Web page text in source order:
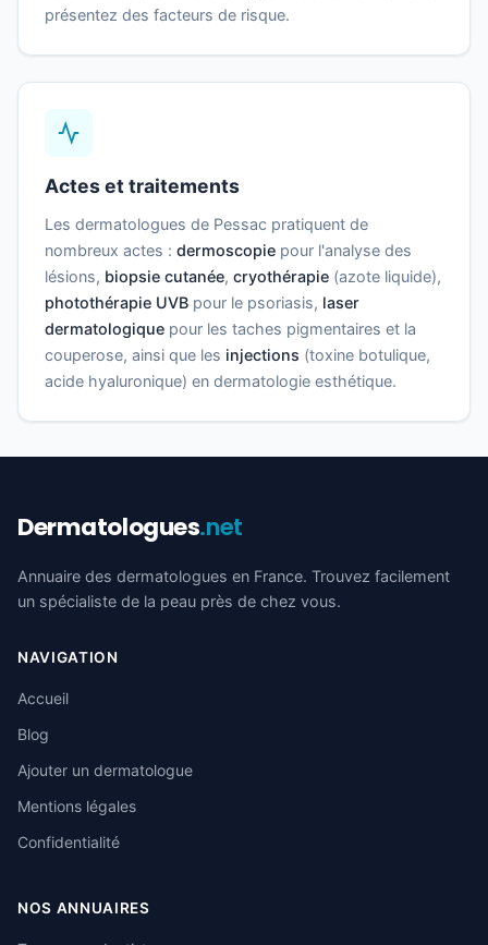
présentez des facteurs de risque.
Actes et traitements
Les dermatologues de Pessac pratiquent de
nombreux actes : dermoscopie pour l'analyse des
lésions, biopsie cutanée, cryothérapie (azote liquide),
photothérapie UVB pour le psoriasis, laser
dermatologique pour les taches pigmentaires et la
couperose, ainsi que les injections (toxine botulique,
acide hyaluronique) en dermatologie esthétique.
Dermatologues.net
Annuaire des dermatologues en France. Trouvez facilement
un spécialiste de la peau près de chez vous.
NAVIGATION
Accueil
Blog
Ajouter un dermatologue
Mentions légales
Confidentialité
NOS ANNUAIRES